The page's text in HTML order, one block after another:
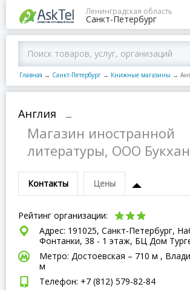
Ленинградская область
Санкт-Петербург
Главная → Санкт-Петербург → Книжные магазины →
Англия
–
Магазин иностранной
литературы, ООО
Контакты Цены
Рейтинг организации:
Адрес: 191025, Санкт-Петербург,
Фонтанки, 38 - 1 этаж, БЦ Дом
Метро: Достоевская – 710 м ,
м
Телефон: +7 (812) 579-82-84